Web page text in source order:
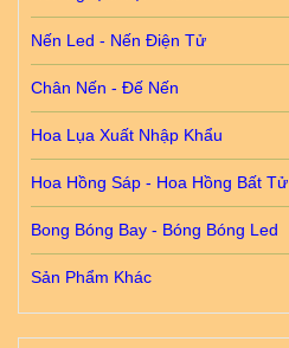
Nến Led - Nến Điện Tử
Chân Nến - Đế Nến
Hoa Lụa Xuất Nhập Khẩu
Hoa Hồng Sáp - Hoa Hồng Bất Tử
Bong Bóng Bay - Bóng Bóng Led
Sản Phẩm Khác